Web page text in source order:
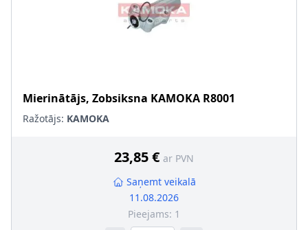
Mierinātājs, Zobsiksna KAMOKA R8001
Ražotājs: KAMOKA
23,85 € ar PVN
Saņemt veikalā
11.08.2026
Pieejams: 1